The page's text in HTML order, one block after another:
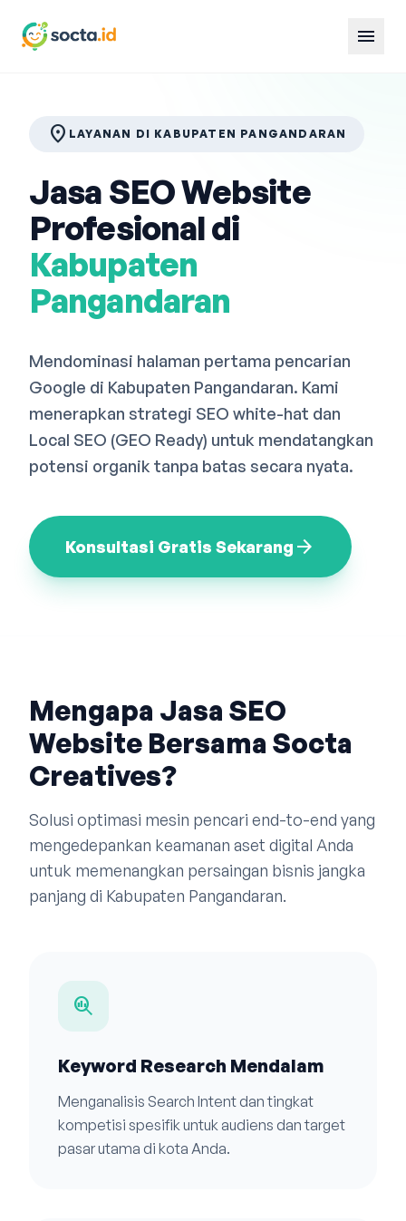
menu
Bahasa Indonesia English 中文
location_on LAYANAN DI KABUPATEN PANGANDARAN
Jasa SEO Website
Profesional di
Kabupaten
Pangandaran
Mendominasi halaman pertama pencarian
Google di Kabupaten Pangandaran. Kami
menerapkan strategi SEO white-hat dan
Local SEO (GEO Ready) untuk mendatangkan
potensi organik tanpa batas secara nyata.
Konsultasi Gratis Sekarang arrow_forward
Mengapa Jasa SEO
Website Bersama Socta
Creatives?
Solusi optimasi mesin pencari end-to-end yang
mengedepankan keamanan aset digital Anda
untuk memenangkan persaingan bisnis jangka
panjang di Kabupaten Pangandaran.
search_insights
Keyword Research Mendalam
Menganalisis Search Intent dan tingkat
kompetisi spesifik untuk audiens dan target
pasar utama di kota Anda.